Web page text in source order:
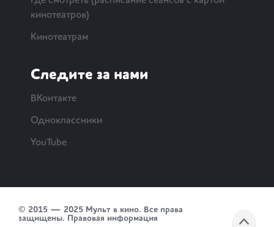
кинотеатров)
Кинотеатрам
Следите за нами
ВКонтакте
Одноклассники
YouTube
© 2015 — 2025 Мульт в кино. Все права
защищены. Правовая информация